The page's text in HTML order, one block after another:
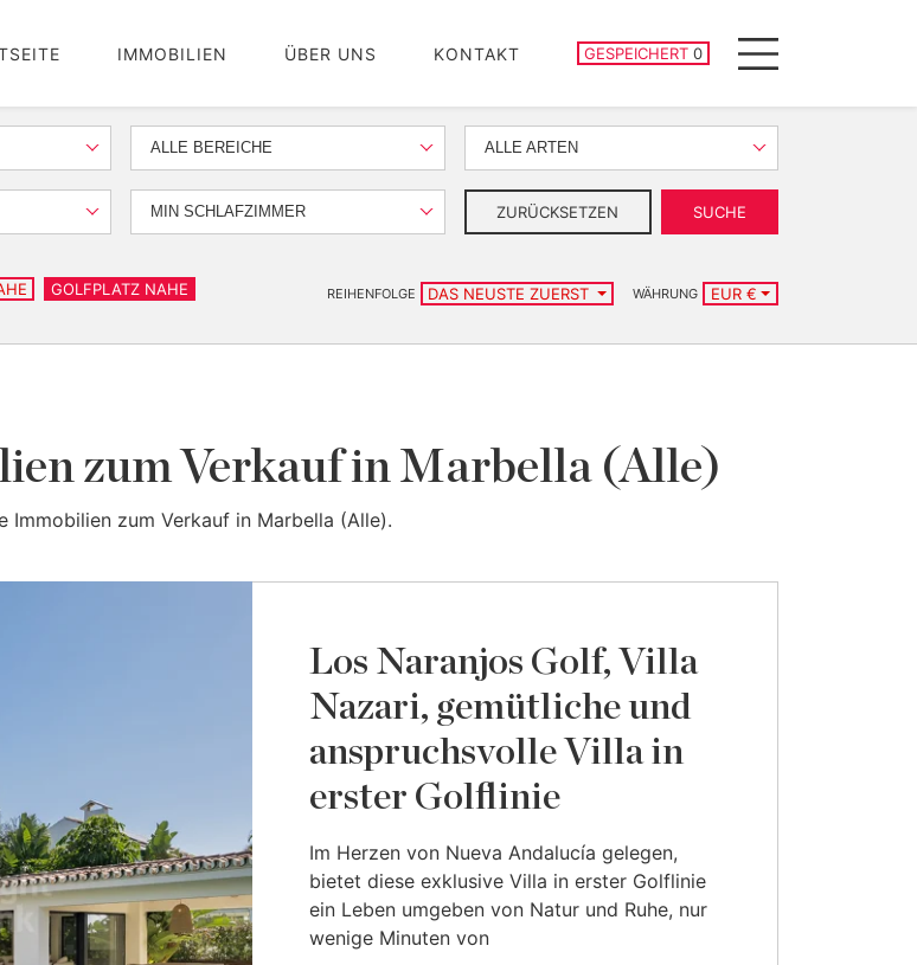
IMMOBILIEN ÜBER UNS KONTAKT GESPEICHERT 0
GESPEICHERTE IMMOBILIEN
Menu
ALLE BEREICHE ALLE ARTEN
MIN SCHLAFZIMMER ZURÜCKSETZEN SUCHE
GOLFPLATZ NAHE REIHENFOLGE DAS NEUSTE ZUERST WÄHRUNG EUR €
zum Verkauf in Marbella (Alle)
Immobilien zum Verkauf in Marbella (Alle).
Los Naranjos Golf, Villa
Nazari, gemütliche und
anspruchsvolle Villa in
erster Golflinie
Im Herzen von Nueva Andalucía gelegen,
bietet diese exklusive Villa in erster Golflinie
ein Leben umgeben von Natur und Ruhe, nur
wenige Minuten von